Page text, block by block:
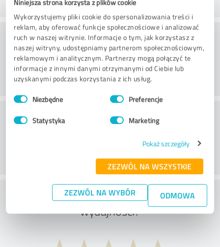
Niniejsza strona korzysta z plików cookie
Wykorzystujemy pliki cookie do spersonalizowania treści i
reklam, aby oferować funkcje społecznościowe i analizować
ruch w naszej witrynie. Informacje o tym, jak korzystasz z
naszej witryny, udostępniamy partnerom społecznościowym,
reklamowym i analitycznym. Partnerzy mogą połączyć te
informacje z innymi danymi otrzymanymi od Ciebie lub
uzyskanymi podczas korzystania z ich usług.
Wybór
zgody Niezbędne Preferencje
Statystyka Marketing
Pokaż szczegóły
ZEZWÓL NA WSZYSTKIE
ZEZWÓL NA WYBÓR ODMOWA
Doradztwo
Obsługa klienta
Co sądzisz o stosunku ceny do
wydajności?